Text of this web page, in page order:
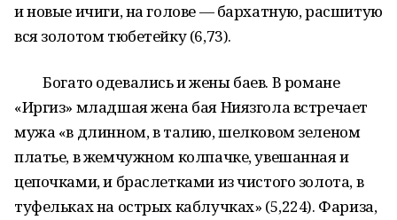
и новые ичиги, на голове — бархатную, расшитую
вся золотом тюбетейку (6,73).
Богато одевались и жены баев. В романе
«Иргиз» младшая жена бая Ниязгола встречает
мужа «в длинном, в талию, шелковом зеленом
платье, в жемчужном колпачке, увешанная и
цепочками, и браслетками из чистого золота, в
туфельках на острых каблучках» (5,224). Фариза,